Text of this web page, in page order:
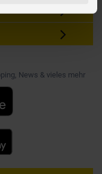
News & vieles mehr